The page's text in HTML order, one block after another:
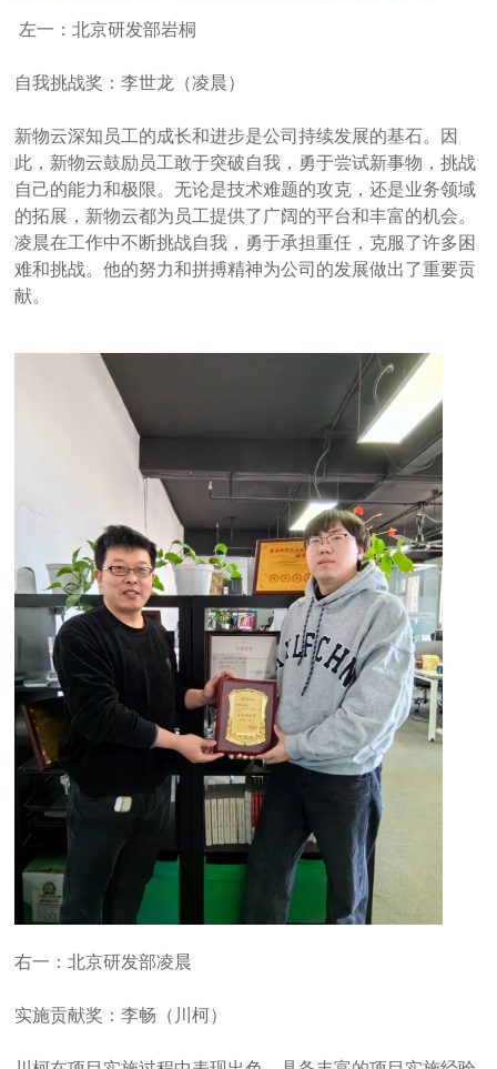
左一：北京研发部岩桐
自我挑战奖：李世龙（凌晨）
新物云深知员工的成长和进步是公司持续发展的基石。因
此，新物云鼓励员工敢于突破自我，勇于尝试新事物，挑战
自己的能力和极限。无论是技术难题的攻克，还是业务领域
的拓展，新物云都为员工提供了广阔的平台和丰富的机会。
凌晨在工作中不断挑战自我，勇于承担重任，克服了许多困
难和挑战。他的努力和拼搏精神为公司的发展做出了重要贡
献。
右一：北京研发部凌晨
实施贡献奖：李畅（川柯）